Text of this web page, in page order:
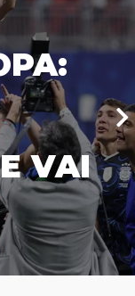
É
VAI